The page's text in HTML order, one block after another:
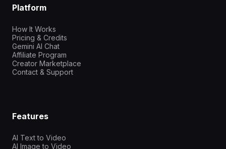
Platform
How It Works
Pricing & Credits
Gemini AI Chat
Affiliate Program
Creator Marketplace
Contact & Support
Features
AI Text to Video
AI Image to Video